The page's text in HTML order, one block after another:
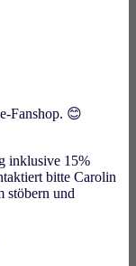
Fanshop. 😊
inklusive 15%
bitte Carolin
stöbern und